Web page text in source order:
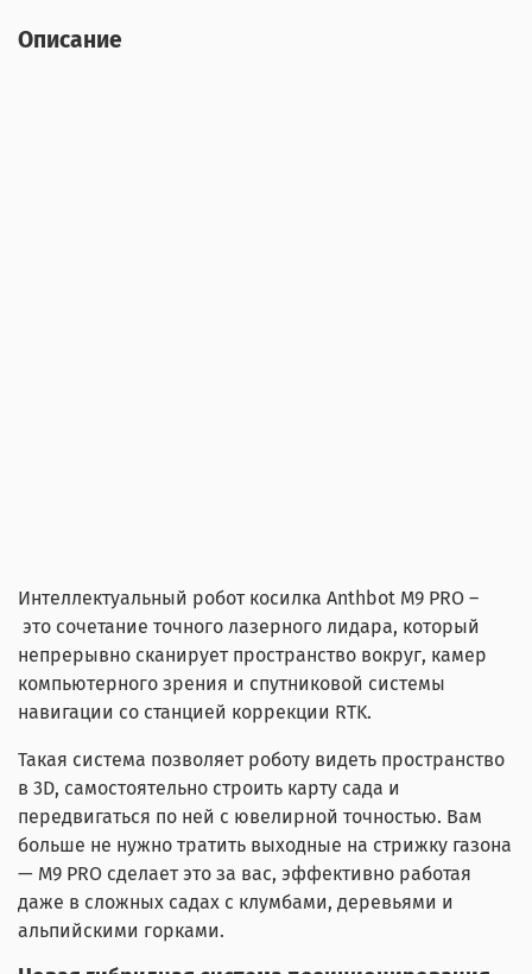
Описание
Интеллектуальный робот косилка Anthbot M9 PRO –
это сочетание точного лазерного лидара, который
непрерывно сканирует пространство вокруг, камер
компьютерного зрения и спутниковой системы
навигации со станцией коррекции RTK.
Такая система позволяет роботу видеть пространство
в 3D, самостоятельно строить карту сада и
передвигаться по ней с ювелирной точностью. Вам
больше не нужно тратить выходные на стрижку газона
— M9 PRO сделает это за вас, эффективно работая
даже в сложных садах с клумбами, деревьями и
альпийскими горками.